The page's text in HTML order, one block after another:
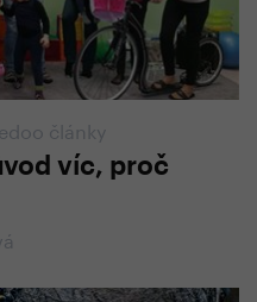
články
víc, proč